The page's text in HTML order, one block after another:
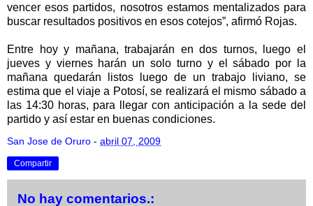
vencer esos partidos, nosotros estamos mentalizados para
buscar resultados positivos en esos cotejos”, afirmó Rojas.
Entre hoy y mañana, trabajarán en dos turnos, luego el
jueves y viernes harán un solo turno y el sábado por la
mañana quedarán listos luego de un trabajo liviano, se
estima que el viaje a Potosí, se realizará el mismo sábado a
las 14:30 horas, para llegar con anticipación a la sede del
partido y así estar en buenas condiciones.
San Jose de Oruro - abril 07, 2009
Compartir
No hay comentarios.: